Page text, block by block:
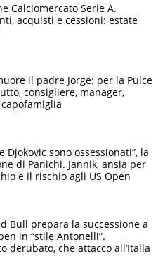
Calciomercato Serie A.
acquisti e cessioni: estate
il padre Jorge: per la Pulce
consigliere, manager,
Djokovic sono ossessionati”, la
di Panichi. Jannik, ansia per
e il rischio agli US Open
Bull prepara la successione a
in “stile Antonelli”.
derubato, che attacco all’Italia